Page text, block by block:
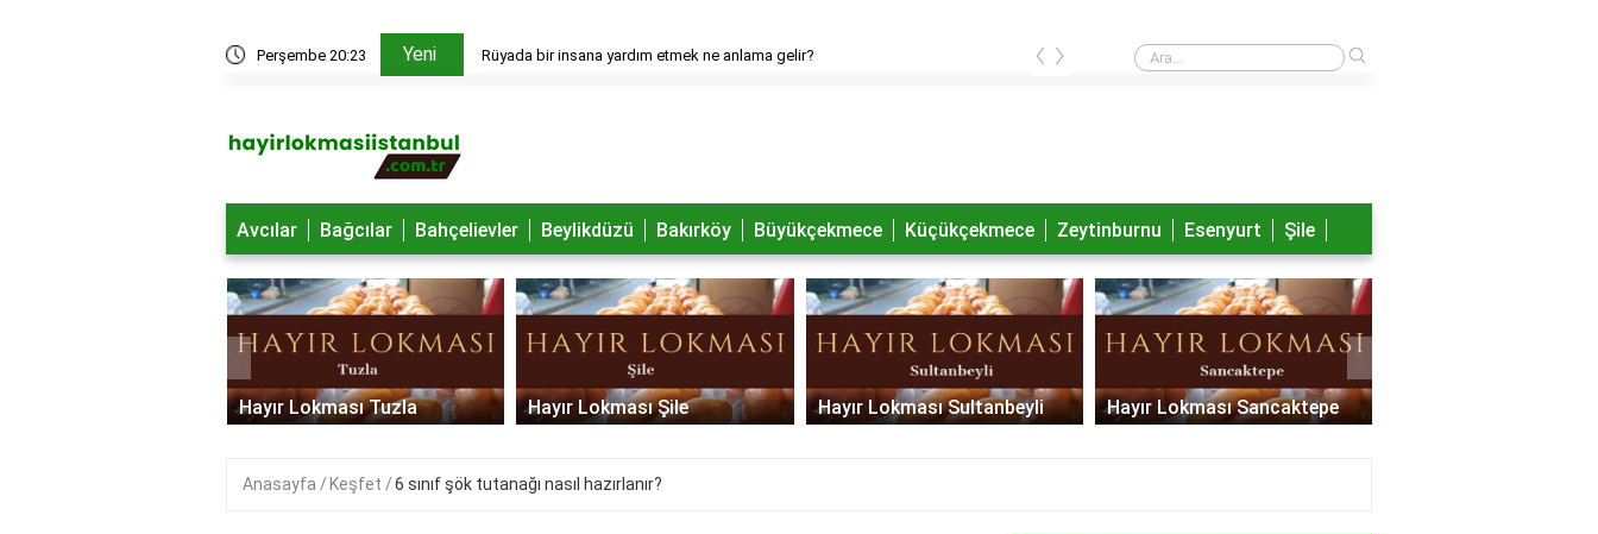
Perşembe 20:23 Yeni Rüyada bir insana yardım etmek ne anlama gelir? Nayib Bukele aslen nereli?
‹ ›
Avcılar Bağcılar Bahçelievler Beylikdüzü Bakırköy Büyükçekmece Küçükçekmece Zeytinburnu Esenyurt Şile
Hayır Lokması Tuzla Hayır Lokması Şile Hayır Lokması Sultanbeyli Hayır Lokması Sancaktepe
‹ ›
Anasayfa Keşfet 6 sınıf şök tutanağı nasıl hazırlanır?